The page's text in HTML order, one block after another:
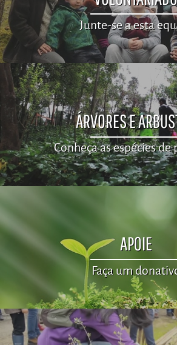
Junte-se a esta
ÁRVORES E
Conheça as espécies
APOIE
Faça um